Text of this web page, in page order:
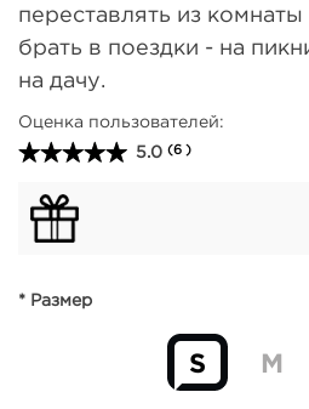
переставлять из
брать в поездки - на
на дачу.
Оценка пользователей:
5.0 (6 )
* Размер
S M